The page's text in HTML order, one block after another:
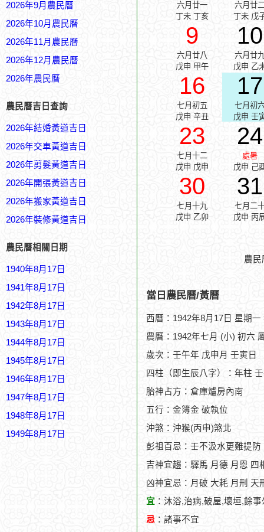
2026年9月農民曆
2026年10月農民曆
2026年11月農民曆
2026年12月農民曆
2026年農民曆
農民曆吉日查詢
2026年結婚黃道吉日
2026年交車黃道吉日
2026年剪髮黃道吉日
2026年開張黃道吉日
2026年搬家黃道吉日
2026年裝修黃道吉日
農民曆相關日期
1940年8月17日
1941年8月17日
1942年8月17日
1943年8月17日
1944年8月17日
1945年8月17日
1946年8月17日
1947年8月17日
1948年8月17日
1949年8月17日
六月廿一
丁未 丁亥
六月廿
丁未 戊
9
六月廿八
戊申 甲午
10
六月廿
戊申 乙
16
七月初五
戊申 辛丑
17
七月初
戊申 壬
23
七月十二
戊申 戊申
24
處暑
戊申 己
30
七月十九
戊申 乙卯
31
七月二
戊申 丙
農
當日農民曆/黃曆
西曆：1942年8月17日 星期一
農曆：1942年七月 (小) 初六
歲次：壬午年 戊申月 壬寅日
四柱（即生辰八字）：年柱
胎神占方：倉庫爐房內南
五行：金簿金 破執位
沖煞：沖猴(丙申)煞北
彭祖百忌：壬不汲水更難提
吉神宜趨：驛馬 月德 月恩 四
凶神宜忌：月破 大耗 月刑 天
宜 ：沐浴,治病,破屋,壞垣,餘事
忌 ：諸事不宜